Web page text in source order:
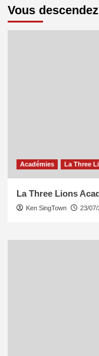
Vous
Académies La Three
La Three Lions
Ken SingTown 23/07/